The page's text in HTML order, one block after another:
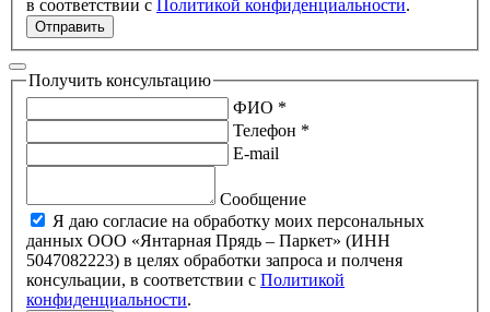
в соответствии с Политикой конфиденциальности.
Отправить
Получить консультацию
ФИО *
Телефон *
E-mail
Сообщение
Я даю согласие на обработку моих персональных
данных ООО «Янтарная Прядь – Паркет» (ИНН
5047082223) в целях обработки запроса и полченя
консульации, в соответствии с Политикой
конфиденциальности.